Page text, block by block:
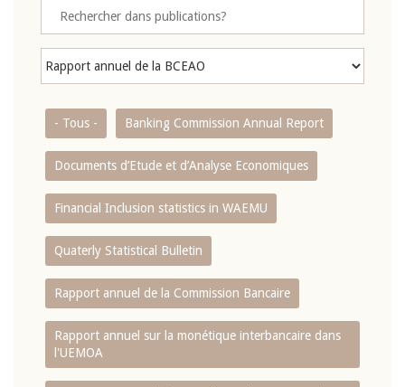
- Tous - Banking Commission Annual Report
Documents d’Etude et d’Analyse Economiques
Financial Inclusion statistics in WAEMU
Quaterly Statistical Bulletin
Rapport annuel de la Commission Bancaire
Rapport annuel sur la monétique interbancaire dans
l'UEMOA